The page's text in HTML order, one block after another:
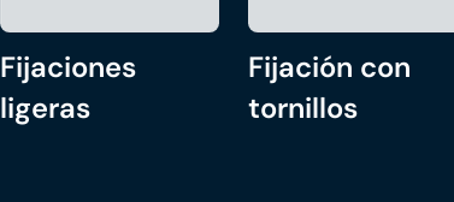
Fijaciones
ligeras
Fijación con
tornillos